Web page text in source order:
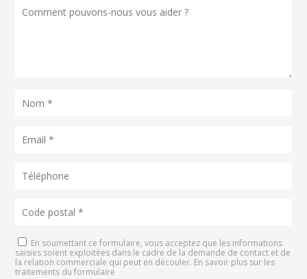
En soumettant ce formulaire, vous acceptez que les informations
saisies soient exploitées dans le cadre de la demande de contact et de
la relation commerciale qui peut en découler. En savoir plus sur les
traitements du formulaire